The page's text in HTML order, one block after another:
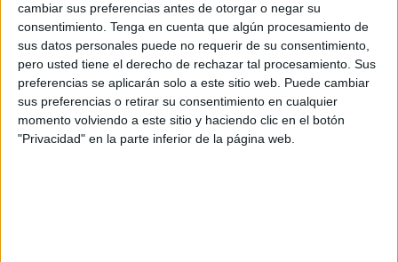
cambiar sus preferencias antes de otorgar o negar su
consentimiento. Tenga en cuenta que algún procesamiento de
sus datos personales puede no requerir de su consentimiento,
pero usted tiene el derecho de rechazar tal procesamiento. Sus
preferencias se aplicarán solo a este sitio web. Puede cambiar
sus preferencias o retirar su consentimiento en cualquier
momento volviendo a este sitio y haciendo clic en el botón
"Privacidad" en la parte inferior de la página web.